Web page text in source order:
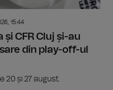
15:44
CFR Cluj și-au
din play-off-ul
20 și 27 august.